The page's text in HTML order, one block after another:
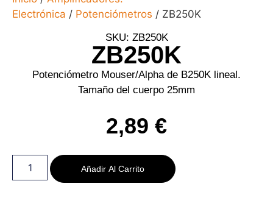
Electrónica / Potenciómetros / ZB250K
SKU: ZB250K
ZB250K
Potenciómetro Mouser/Alpha de B250K lineal.
Tamaño del cuerpo 25mm
2,89 €
Añadir Al Carrito